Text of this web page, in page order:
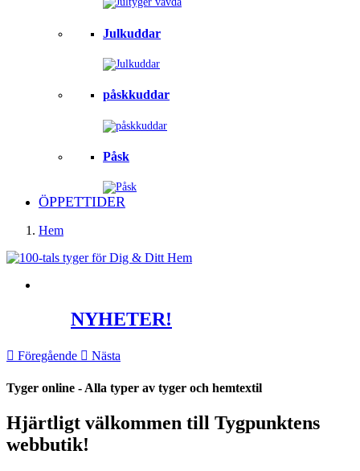
Julkuddar
påskkuddar
Påsk
ÖPPETTIDER
Hem
NYHETER!
 Föregående  Nästa
Tyger online - Alla typer av tyger och hemtextil
Hjärtligt välkommen till Tygpunktens
webbutik!